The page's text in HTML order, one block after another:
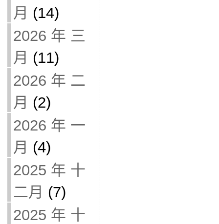
月 (14)
2026 年 三
月 (11)
2026 年 二
月 (2)
2026 年 一
月 (4)
2025 年 十
二月 (7)
2025 年 十